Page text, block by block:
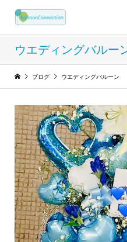
ウエディングバルー
ブログ ウエディングバルーン